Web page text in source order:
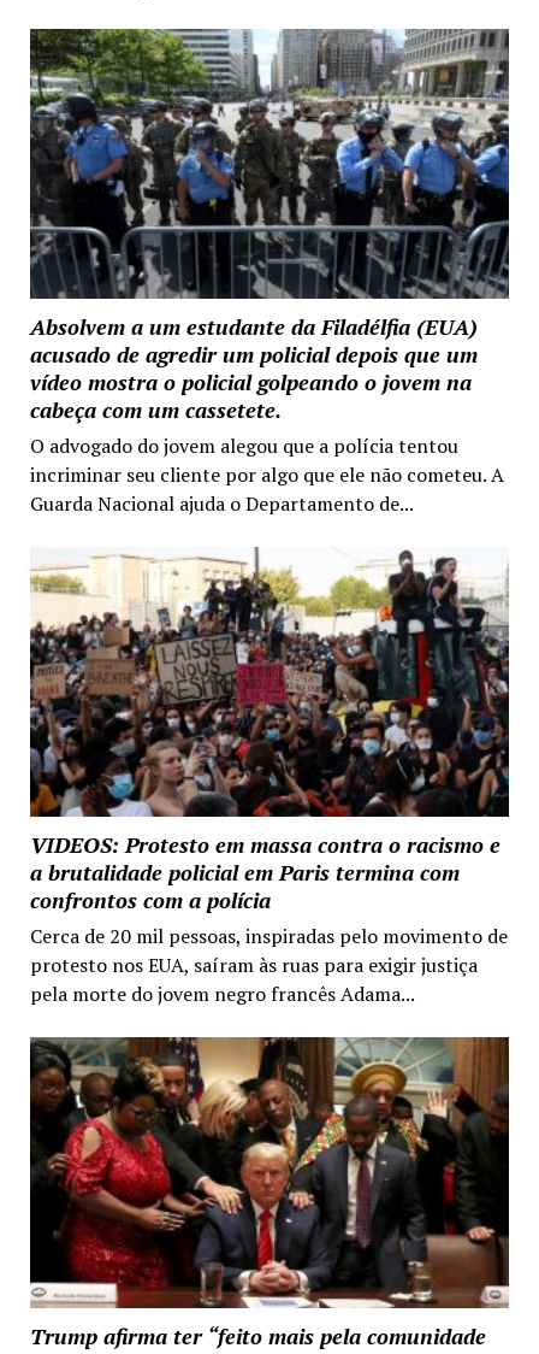
Absolvem a um estudante da Filadélfia (EUA)
acusado de agredir um policial depois que um
vídeo mostra o policial golpeando o jovem na
cabeça com um cassetete.
O advogado do jovem alegou que a polícia tentou
incriminar seu cliente por algo que ele não cometeu. A
Guarda Nacional ajuda o Departamento de...
VIDEOS: Protesto em massa contra o racismo e
a brutalidade policial em Paris termina com
confrontos com a polícia
Cerca de 20 mil pessoas, inspiradas pelo movimento de
protesto nos EUA, saíram às ruas para exigir justiça
pela morte do jovem negro francês Adama...
Trump afirma ter “feito mais pela comunidade